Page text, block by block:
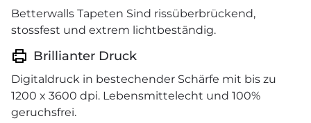
Betterwalls Tapeten Sind rissüberbrückend,
stossfest und extrem lichtbeständig.
Brillianter Druck
Digitaldruck in bestechender Schärfe mit bis zu
1200 x 3600 dpi. Lebensmittelecht und 100%
geruchsfrei.